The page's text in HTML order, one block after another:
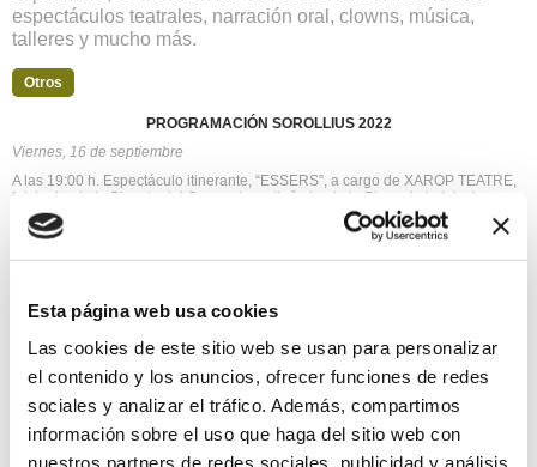
Esta página web usa cookies
Las cookies de este sitio web se usan para personalizar
el contenido y los anuncios, ofrecer funciones de redes
sociales y analizar el tráfico. Además, compartimos
información sobre el uso que haga del sitio web con
nuestros partners de redes sociales, publicidad y análisis
espectáculos teatrales, narración oral, clowns, música,
talleres y mucho más.
Otros
PROGRAMACIÓN SOROLLIUS 2022
Viernes, 16 de septiembre
A las 19:00 h. Espectáculo itinerante, “ESSERS”, a cargo de XAROP TEATRE,
inicio desde la Placeta del Convent, continúa hasta la Plaza de la Iglesia y
vuelve a la Placeta del Convent.
A las 20:30 h. Espectáculo de magia y clown “UN MAGO DESPISTADO”, a
cargo del MagoLasarte. Placeta del Convent.
A las 12:15 h. Cuentacuentos “HISTORIA DE MIG POLLASTRE”, a cargo de
A las 13:15 h. Taller de artes plásticas “EL SOL BRILLA A XÀBIA”, con AEIOU
en la Plaza de la Iglesia.
A las 19:30 h. Espectáculo itinerante “BALLS DE POBLES”, a cargo de
“ESTRANYA CIA” inicio desde la Plaza de la Iglesia y finaliza en la Placeta del
Convent.